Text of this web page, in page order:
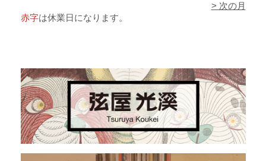
> 次の月
赤字は休業日になります。